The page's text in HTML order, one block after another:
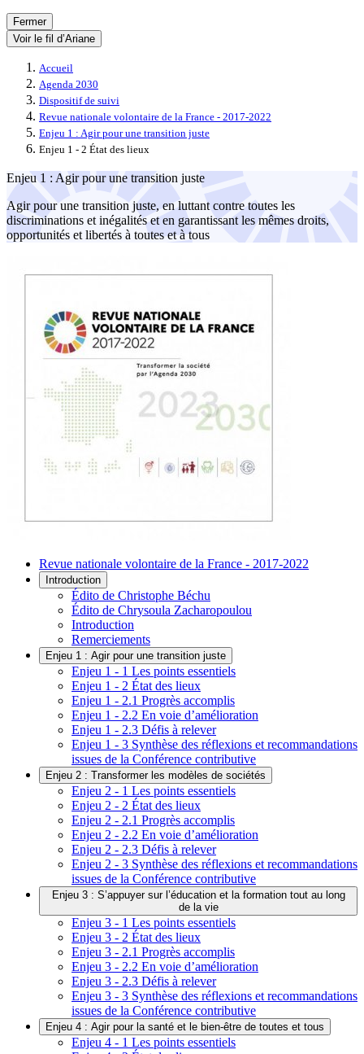
Fermer
Voir le fil d’Ariane
Accueil
Agenda 2030
Dispositif de suivi
Revue nationale volontaire de la France - 2017-2022
Enjeu 1 : Agir pour une transition juste
Enjeu 1 - 2 État des lieux
Enjeu 1 : Agir pour une transition juste
Agir pour une transition juste, en luttant contre toutes les
discriminations et inégalités et en garantissant les mêmes droits,
opportunités et libertés à toutes et à tous
Revue nationale volontaire de la France - 2017-2022
Introduction
Édito de Christophe Béchu
Édito de Chrysoula Zacharopoulou
Introduction
Remerciements
Enjeu 1 : Agir pour une transition juste
Enjeu 1 - 1 Les points essentiels
Enjeu 1 - 2 État des lieux
Enjeu 1 - 2.1 Progrès accomplis
Enjeu 1 - 2.2 En voie d’amélioration
Enjeu 1 - 2.3 Défis à relever
Enjeu 1 - 3 Synthèse des réflexions et recommandations
issues de la Conférence contributive
Enjeu 2 : Transformer les modèles de sociétés
Enjeu 2 - 1 Les points essentiels
Enjeu 2 - 2 État des lieux
Enjeu 2 - 2.1 Progrès accomplis
Enjeu 2 - 2.2 En voie d’amélioration
Enjeu 2 - 2.3 Défis à relever
Enjeu 2 - 3 Synthèse des réflexions et recommandations
issues de la Conférence contributive
Enjeu 3 : S’appuyer sur l’éducation et la formation tout au long
de la vie
Enjeu 3 - 1 Les points essentiels
Enjeu 3 - 2 État des lieux
Enjeu 3 - 2.1 Progrès accomplis
Enjeu 3 - 2.2 En voie d’amélioration
Enjeu 3 - 2.3 Défis à relever
Enjeu 3 - 3 Synthèse des réflexions et recommandations
issues de la Conférence contributive
Enjeu 4 : Agir pour la santé et le bien-être de toutes et tous
Enjeu 4 - 1 Les points essentiels